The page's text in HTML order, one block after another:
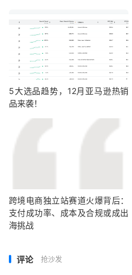
5大选品趋势，12月亚马逊热销
品来袭！
跨境电商独立站赛道火爆背后：
支付成功率、成本及合规或成出
海挑战
评论 抢沙发